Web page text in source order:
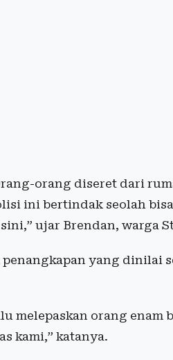
orang diseret dari
ini bertindak seolah
ujar Brendan, warga
yang dinilai
melepaskan orang
kami,” katanya.